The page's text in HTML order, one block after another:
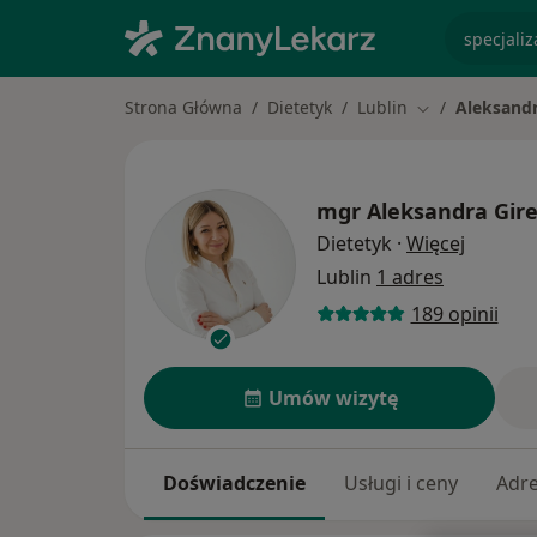
Strona Główna Dietetyk Lublin Zmień miasto
mgr Aleksandra
Dietetyk · Więcej
Lublin 1 adres
189 opinii
Umów wizytę
Doświadczenie Usługi i ceny